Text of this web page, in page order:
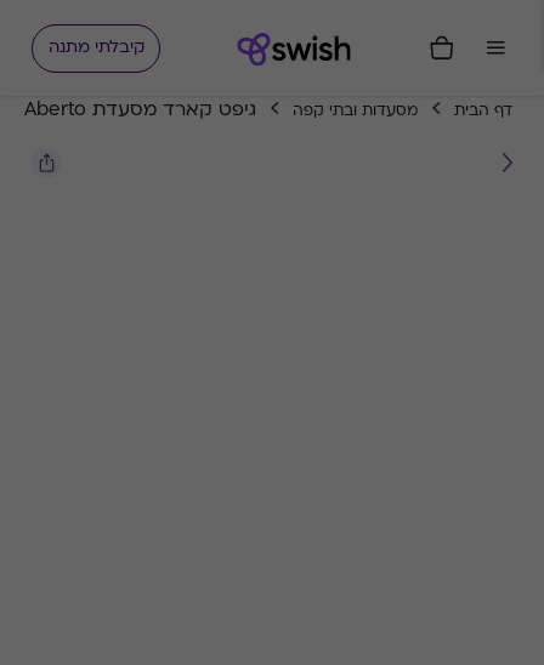
קיבלתי מתנה
דף הבית מסעדות ובתי קפה גיפט קארד מסעדת Aberto